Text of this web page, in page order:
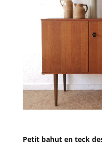
Petit bahut en teck